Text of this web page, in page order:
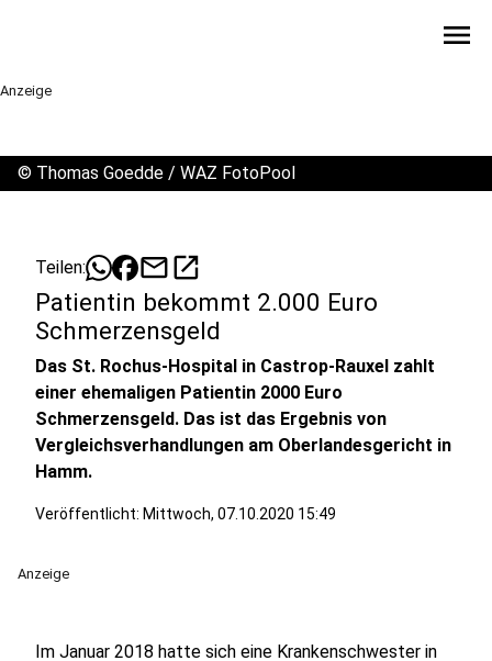
menu
Anzeige
© Thomas Goedde / WAZ FotoPool
Teilen: mailopen_in_new
Patientin bekommt 2.000 Euro
Schmerzensgeld
Das St. Rochus-Hospital in Castrop-Rauxel zahlt
einer ehemaligen Patientin 2000 Euro
Schmerzensgeld. Das ist das Ergebnis von
Vergleichsverhandlungen am Oberlandesgericht in
Hamm.
Veröffentlicht: Mittwoch, 07.10.2020 15:49
Anzeige
Im Januar 2018 hatte sich eine Krankenschwester in